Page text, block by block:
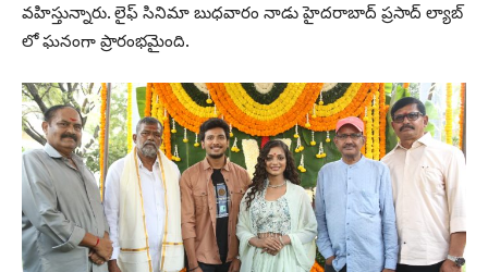
వహిస్తున్నారు. లైఫ్ సినిమా బుధవారం నాడు హైదరాబాద్ ప్రసాద్ ల్యాబ్
లో ఘనంగా ప్రారంభమైంది.